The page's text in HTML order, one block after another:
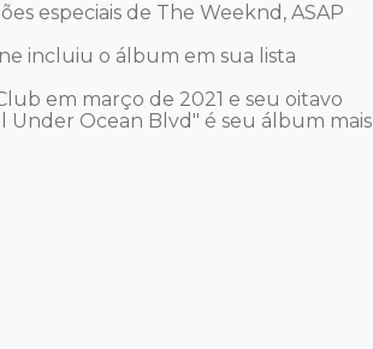
especiais de The Weeknd, ASAP
incluiu o álbum em sua lista
em março de 2021 e seu oitavo
Ocean Blvd" é seu álbum mais